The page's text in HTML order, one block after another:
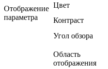
Отображение
параметра
Цвет
Контраст
Угол обзора
Область
отображения